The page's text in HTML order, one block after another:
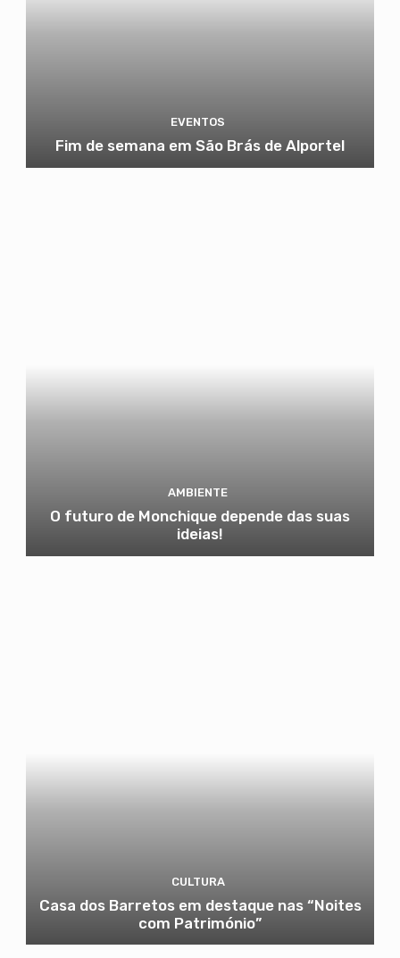
EVENTOS
Fim de semana em São Brás de Alportel
AMBIENTE
O futuro de Monchique depende das suas
ideias!
CULTURA
Casa dos Barretos em destaque nas “Noites
com Património”